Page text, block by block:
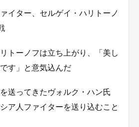
イター、セルゲイ・ハリトーノ
トーノフは立ち上がり、「美し
す」と意気込んだ
送ってきたヴォルク・ハン氏
ア人ファイターを送り込むこと